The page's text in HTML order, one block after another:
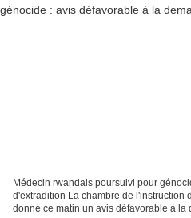
Médecin rwandais poursuivi pour
d'extradition La chambre de l'instruction
donné ce matin un avis défavorable à la